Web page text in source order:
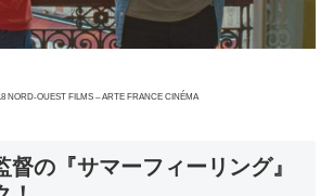
NORD-OUEST FILMS – ARTE FRANCE CINÉMA
督の『サマーフィーリング』